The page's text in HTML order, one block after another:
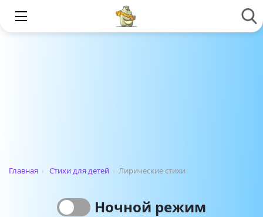
Главная › Стихи для детей › Лирические стихи
Ночной режим